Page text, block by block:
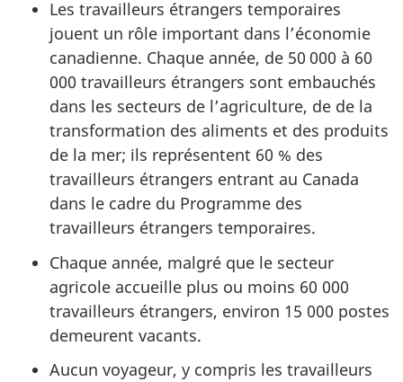
Les travailleurs étrangers temporaires
jouent un rôle important dans l’économie
canadienne. Chaque année, de 50 000 à 60
000 travailleurs étrangers sont embauchés
dans les secteurs de l’agriculture, de de la
transformation des aliments et des produits
de la mer; ils représentent 60 % des
travailleurs étrangers entrant au Canada
dans le cadre du Programme des
travailleurs étrangers temporaires.
Chaque année, malgré que le secteur
agricole accueille plus ou moins 60 000
travailleurs étrangers, environ 15 000 postes
demeurent vacants.
Aucun voyageur, y compris les travailleurs